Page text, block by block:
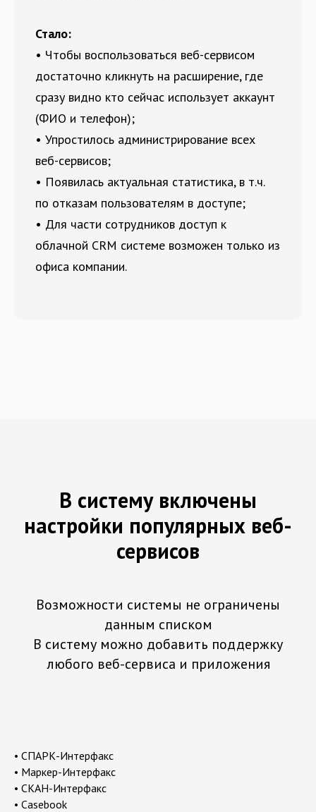
Стало:
• Чтобы воспользоваться веб-сервисом
достаточно кликнуть на расширение, где
сразу видно кто сейчас использует аккаунт
(ФИО и телефон);
• Упростилось администрирование всех
веб-сервисов;
• Появилась актуальная статистика, в т.ч.
по отказам пользователям в доступе;
• Для части сотрудников доступ к
облачной CRM системе возможен только из
офиса компании.
В систему включены
настройки популярных веб-
сервисов
Возможности системы не ограничены
данным списком
В систему можно добавить поддержку
любого веб-сервиса и приложения
• СПАРК-Интерфакс
• Маркер-Интерфакс
• СКАН-Интерфакс
• Casebook